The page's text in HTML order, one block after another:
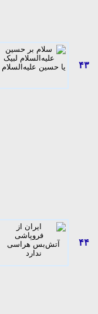
۴۳
۴۴